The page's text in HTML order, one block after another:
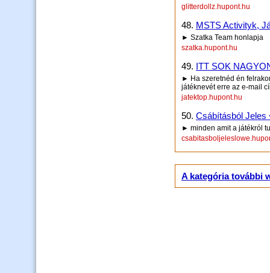
glitterdollz.hupont.hu
48. MSTS Activityk,
► Szatka Team honlapja
szatka.hupont.hu
49. ITT SOK
► Ha szeretnéd én
játéknevét erre az e-mail
jatektop.hupont.hu
50. Csábításból Jeles
► minden amit a játékról
A kategória további